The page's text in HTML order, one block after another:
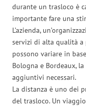
durante un trasloco è
importante fare una
L’azienda,
servizi di alta qualità
possono variare in
Bologna e Bordeaux,
aggiuntivi necessari.
La distanza è uno dei
del trasloco. Un